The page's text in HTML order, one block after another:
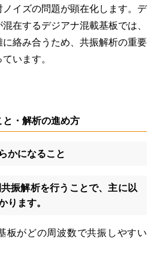
ノイズの問題が顕在化します。デ
在するデジアナ混載基板では、
に絡み合うため、共振解析の重要
います。
・解析の進め方
かになること
振解析を行うことで、主に以
ります。
板がどの周波数で共振しやすい